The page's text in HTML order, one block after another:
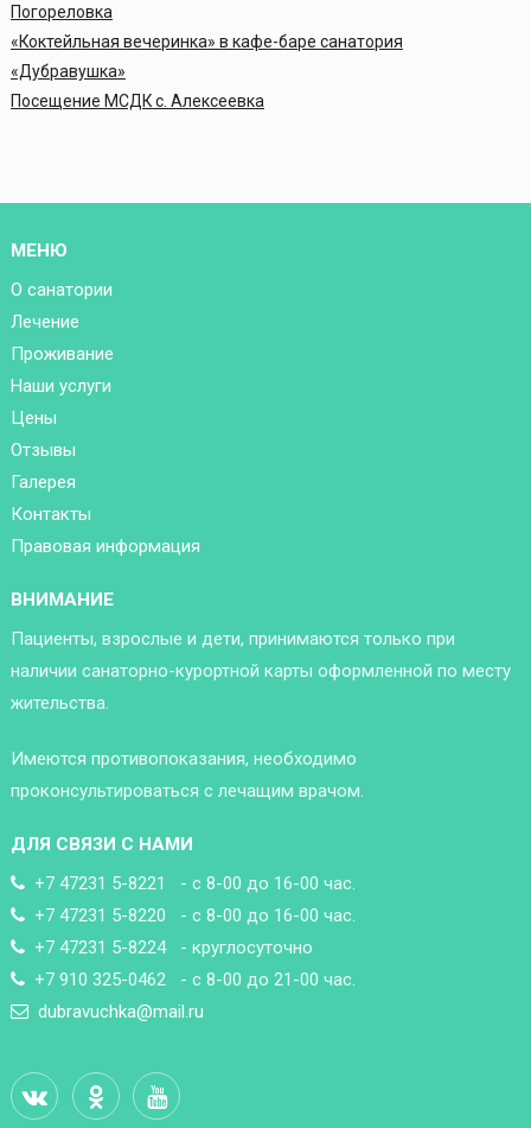
Погореловка
«Коктейльная вечеринка» в кафе-баре санатория
«Дубравушка»
Посещение МСДК с. Алексеевка
МЕНЮ
О санатории
Лечение
Проживание
Наши услуги
Цены
Отзывы
Галерея
Контакты
Правовая информация
ВНИМАНИЕ
Пациенты, взрослые и дети, принимаются только при
наличии санаторно-курортной карты оформленной по месту
жительства.
Имеются противопоказания, необходимо
проконсультироваться с лечащим врачом.
ДЛЯ СВЯЗИ С НАМИ
+7 47231 5-8221 - с 8-00 до 16-00 час.
+7 47231 5-8220 - с 8-00 до 16-00 час.
+7 47231 5-8224 - круглосуточно
+7 910 325-0462 - с 8-00 до 21-00 час.
dubravuchka@mail.ru